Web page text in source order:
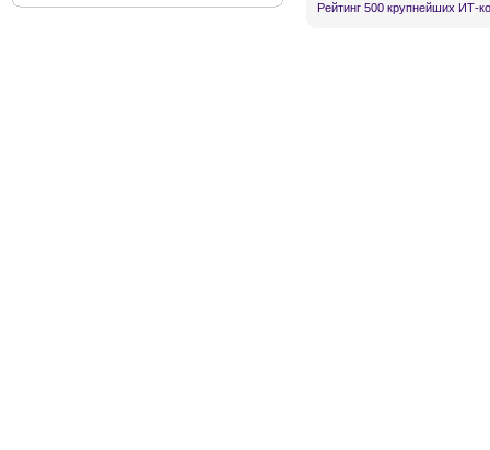
Рейтинг 500 крупнейших ИТ-